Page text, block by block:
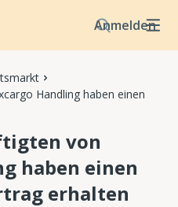
Anmelden
Handling haben einen
von
haben einen
erhalten